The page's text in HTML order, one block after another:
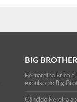
BIG BROTHER
Bernardina Brito e
expulso do Big
Cândido Pereira